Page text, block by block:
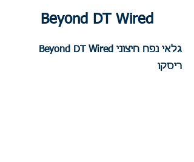
Beyond DT Wired
גלאי נפח חיצוני Beyond DT Wired
ריסקו